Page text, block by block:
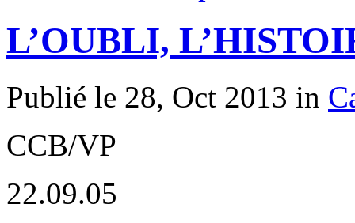
L’OUBLI,
Publié le 28, Oct 2013 in
CCB/VP
22.09.05